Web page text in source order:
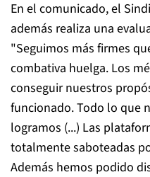
En el comunicado, el
además realiza una
"Seguimos más firmes
combativa huelga. Los
conseguir nuestros
funcionado. Todo lo que
logramos (...) Las
totalmente saboteadas
Además hemos podido